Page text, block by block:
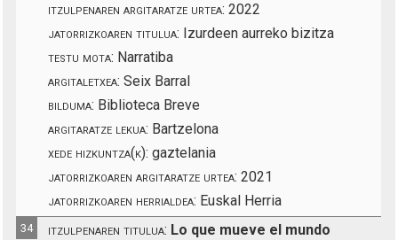
itzulpenaren argitaratze urtea: 2022
jatorrizkoaren titulua: Izurdeen aurreko bizitza
testu mota: Narratiba
argitaletxea: Seix Barral
bilduma: Biblioteca Breve
argitaratze lekua: Bartzelona
xede hizkuntza(k): gaztelania
jatorrizkoaren argitaratze urtea: 2021
jatorrizkoaren herrialdea: Euskal Herria
34 itzulpenaren titulua: Lo que mueve el mundo